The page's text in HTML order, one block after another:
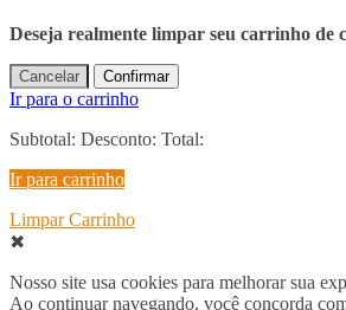
Deseja realmente limpar seu carrinho de
Cancelar Confirmar
Ir para o carrinho
Subtotal: Desconto: Total:
Ir para carrinho
Limpar Carrinho
✖
Nosso site usa cookies para melhorar sua
Ao continuar navegando, você concorda